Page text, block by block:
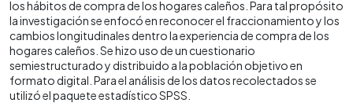
los hábitos de compra de los hogares caleños. Para tal propósito
la investigación se enfocó en reconocer el fraccionamiento y los
cambios longitudinales dentro la experiencia de compra de los
hogares caleños. Se hizo uso de un cuestionario
semiestructurado y distribuido a la población objetivo en
formato digital. Para el análisis de los datos recolectados se
utilizó el paquete estadístico SPSS.